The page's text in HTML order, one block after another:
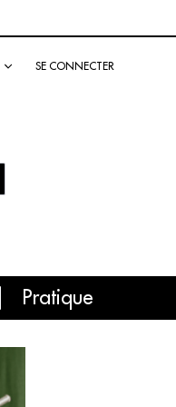
SE CONNECTER
Pratique